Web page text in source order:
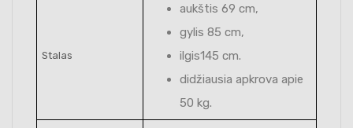
Stalas
aukštis 69 cm,
gylis 85 cm,
ilgis145 cm.
didžiausia apkrova apie
50 kg.